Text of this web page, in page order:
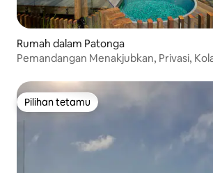
Rumah dalam Patonga
Pemandangan Menakjubkan, Privasi,
Pilihan tetamu
Pilihan tetamu